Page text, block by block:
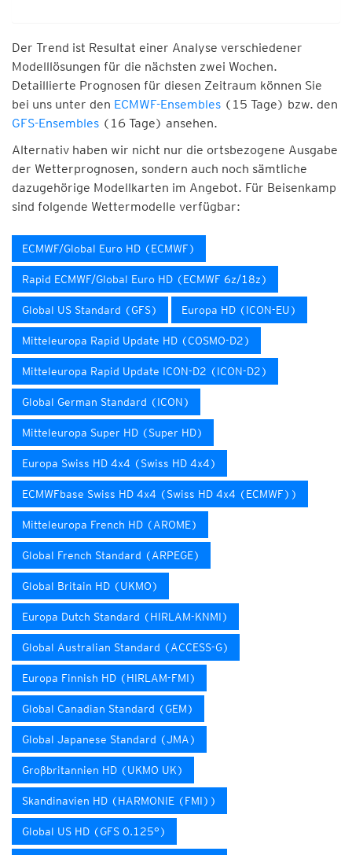
Der Trend ist Resultat einer Analyse verschiedener
Modelllösungen für die nächsten zwei Wochen.
Detaillierte Prognosen für diesen Zeitraum können Sie
bei uns unter den ECMWF-Ensembles (15 Tage) bzw. den
GFS-Ensembles (16 Tage) ansehen.
Alternativ haben wir nicht nur die ortsbezogene Ausgabe
der Wetterprognosen, sondern auch noch sämtliche
dazugehörige Modellkarten im Angebot. Für Beisenkamp
sind folgende Wettermodelle verfügbar:
ECMWF/Global Euro HD (ECMWF)
Rapid ECMWF/Global Euro HD (ECMWF 6z/18z)
Global US Standard (GFS) Europa HD (ICON-EU)
Mitteleuropa Rapid Update HD (COSMO-D2)
Mitteleuropa Rapid Update ICON-D2 (ICON-D2)
Global German Standard (ICON)
Mitteleuropa Super HD (Super HD)
Europa Swiss HD 4x4 (Swiss HD 4x4)
ECMWFbase Swiss HD 4x4 (Swiss HD 4x4 (ECMWF))
Mitteleuropa French HD (AROME)
Global French Standard (ARPEGE)
Global Britain HD (UKMO)
Europa Dutch Standard (HIRLAM-KNMI)
Global Australian Standard (ACCESS-G)
Europa Finnish HD (HIRLAM-FMI)
Global Canadian Standard (GEM)
Global Japanese Standard (JMA)
Großbritannien HD (UKMO UK)
Skandinavien HD (HARMONIE (FMI))
Global US HD (GFS 0.125°)